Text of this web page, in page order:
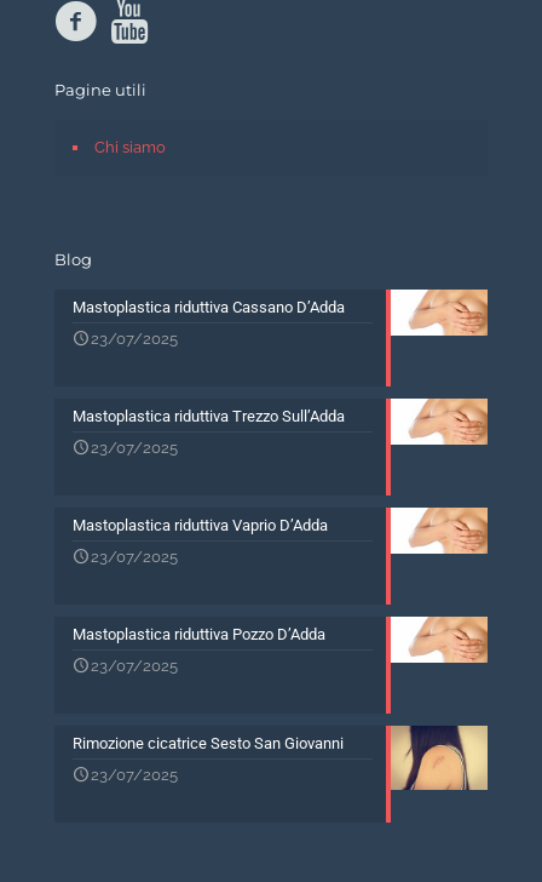
Pagine utili
Chi siamo
Blog
Mastoplastica riduttiva Cassano D’Adda
23/07/2025
Mastoplastica riduttiva Trezzo Sull’Adda
23/07/2025
Mastoplastica riduttiva Vaprio D’Adda
23/07/2025
Mastoplastica riduttiva Pozzo D’Adda
23/07/2025
Rimozione cicatrice Sesto San Giovanni
23/07/2025